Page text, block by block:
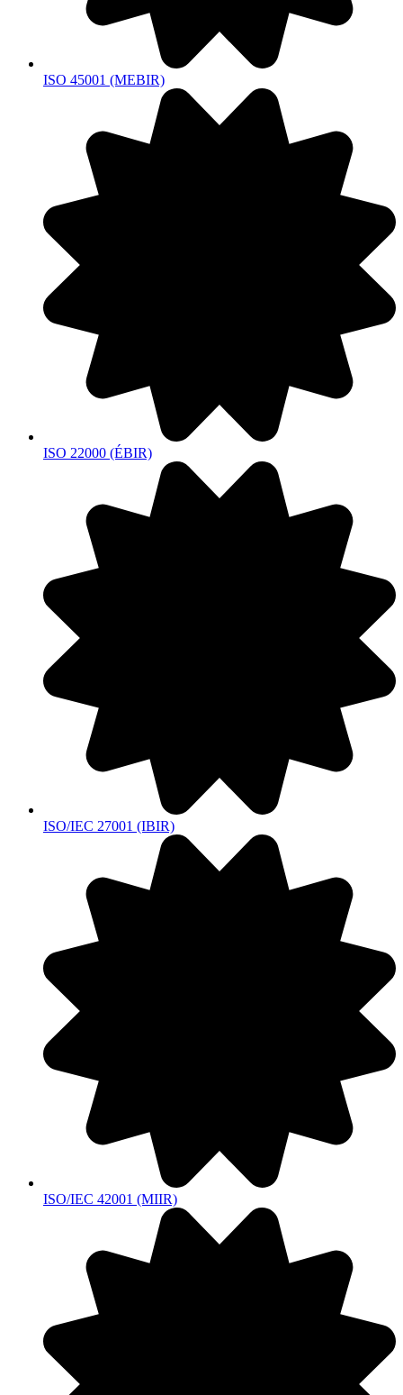
ISO 45001 (MEBIR)
ISO 22000 (ÉBIR)
ISO/IEC 27001 (IBIR)
ISO/IEC 42001 (MIIR)